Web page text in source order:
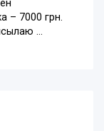
– 7000 грн.
...